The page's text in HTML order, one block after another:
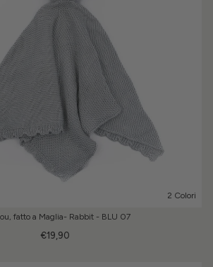
2 Colori
fatto a Maglia- Rabbit - BLU 07
€19,90